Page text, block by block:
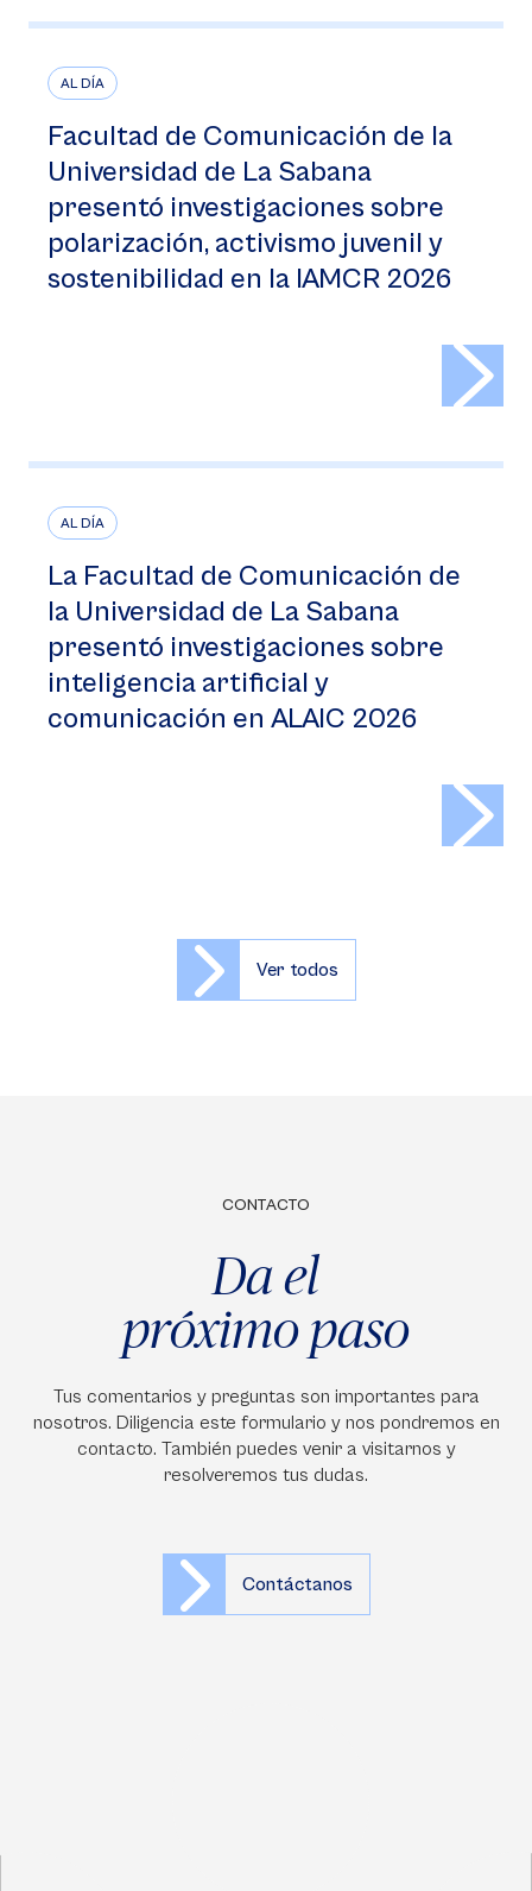
AL DÍA
Facultad de Comunicación de la
Universidad de La Sabana
presentó investigaciones sobre
polarización, activismo juvenil y
sostenibilidad en la IAMCR 2026
AL DÍA
La Facultad de Comunicación de
la Universidad de La Sabana
presentó investigaciones sobre
inteligencia artificial y
comunicación en ALAIC 2026
Ver todos
CONTACTO
Da el
próximo paso
Tus comentarios y preguntas son importantes para
nosotros. Diligencia este formulario y nos pondremos en
contacto. También puedes venir a visitarnos y
resolveremos tus dudas.
Contáctanos